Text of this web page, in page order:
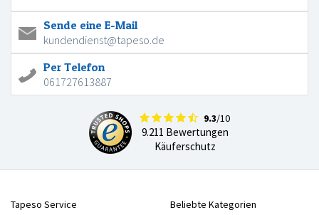
Sende eine E-Mail
kundendienst@tapeso.de
Per Telefon
061727613887
9.3/10
9.211 Bewertungen
Käuferschutz
Tapeso Service
Beliebte Kategorien